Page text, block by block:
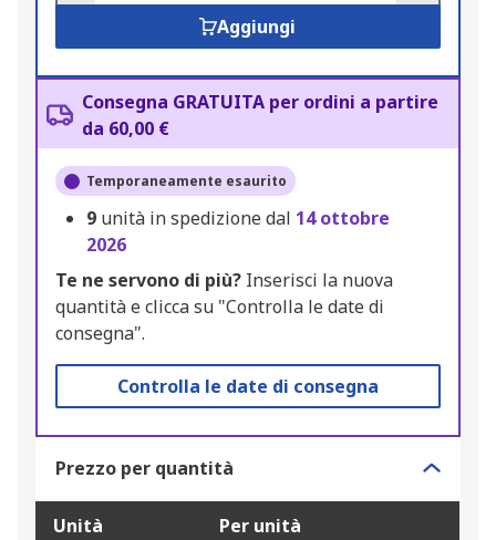
Aggiungi
Consegna GRATUITA per ordini a partire
da 60,00 €
Temporaneamente esaurito
9 unità in spedizione dal 14 ottobre
2026
Te ne servono di più? Inserisci la nuova
quantità e clicca su "Controlla le date di
consegna".
Controlla le date di consegna
Prezzo per quantità
Unità Per unità